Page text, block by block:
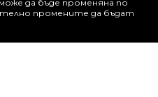
да бъде променяна по
промените да бъдат